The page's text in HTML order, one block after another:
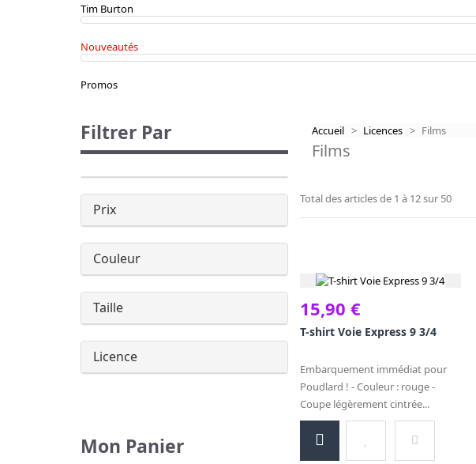
Tim Burton
Nouveautés
Promos
Accueil > Licences > Films
Films
Total des articles de 1 à 12sur 50
15,90 €
T-shirt Voie Express 9 3/4
Embarquement immédiat pour
Poudlard ! - Couleur : rouge -
Coupe légèrement cintrée...
Filtrer Par
Prix
Couleur
Taille
Licence
Mon Panier